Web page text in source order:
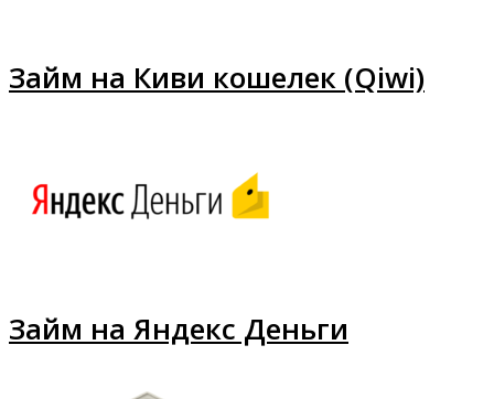
Займ на Киви кошелек (Qiwi)
Займ на Яндекс Деньги